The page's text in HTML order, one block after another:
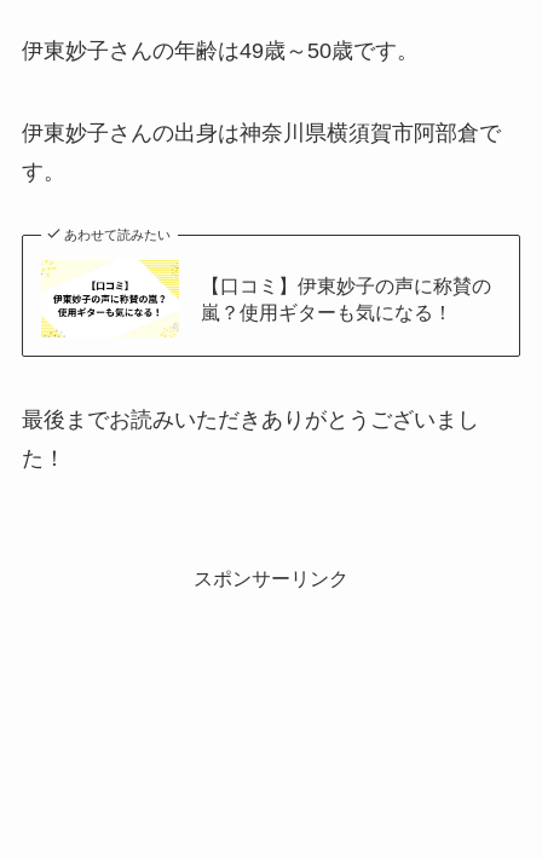
伊東妙子さんの年齢は49歳～50歳です。
伊東妙子さんの出身は神奈川県横須賀市阿部倉で
す。
あわせて読みたい
【口コミ】伊東妙子の声に称賛の
嵐？使用ギターも気になる！
最後までお読みいただきありがとうございまし
た！
スポンサーリンク